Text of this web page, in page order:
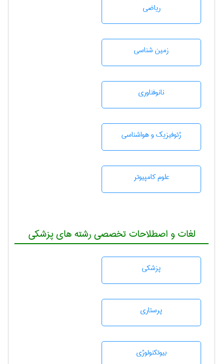
رياضی
زمين شناسی
نانوفناوری
ژئوفيزيك و هواشناسی
علوم کامپیوتر
لغات و اصطلاحات تخصصی رشته های پزشکی
پزشكی
پرستاری
بيوتكنولوژی